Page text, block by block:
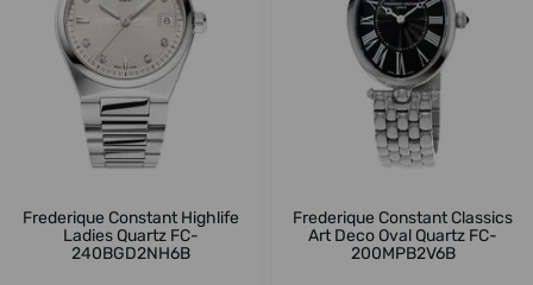
Frederique Constant Highlife
Ladies Quartz FC-
240BGD2NH6B
Frederique Constant Classics
Art Deco Oval Quartz FC-
200MPB2V6B